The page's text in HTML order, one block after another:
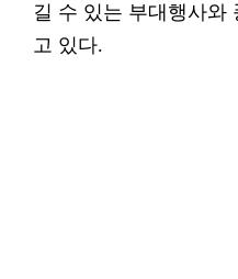
길 수 있는 부대행사와
고 있다.